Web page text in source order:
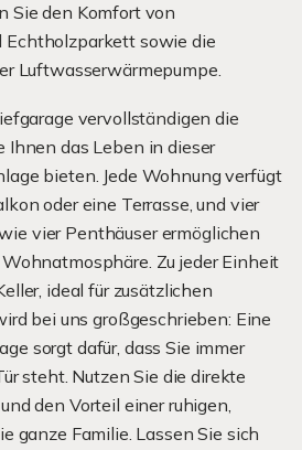
Sie den Komfort von
Echtholzparkett sowie die
Luftwasserwärmepumpe.
vervollständigen die
das Leben in dieser
bieten. Jede Wohnung verfügt
oder eine Terrasse, und vier
vier Penthäuser ermöglichen
Zu jeder Einheit
ideal für zusätzlichen
bei uns großgeschrieben: Eine
sorgt dafür, dass Sie immer
steht. Nutzen Sie die direkte
den Vorteil einer ruhigen,
ganze Familie. Lassen Sie sich